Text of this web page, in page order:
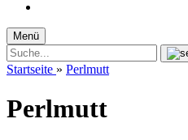
Menü
Startseite » Perlmutt
Perlmutt